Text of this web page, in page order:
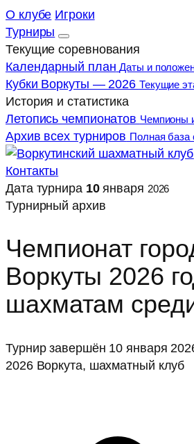
О клубе Игроки
Турниры
Текущие соревнования
Календарный план Даты и
Кубки Воркуты — 2026 Текущие
История и статистика
Летопись чемпионатов Чемпионы
Архив всех турниров Полная база
Контакты
Дата турнира 10 января 2026
Турнирный архив
Чемпионат
Воркуты 2026
шахматам
Турнир завершён 10 января
2026 Воркута, шахматный клуб